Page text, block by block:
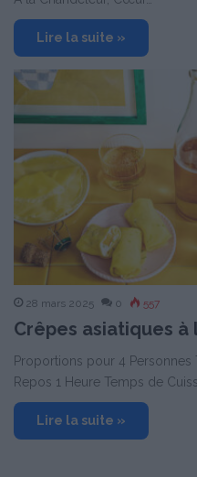
Lire la suite »
28 mars 2025 0 557
Crêpes asiatiques à
Proportions pour 4 Personnes
Repos 1 Heure Temps de
Lire la suite »